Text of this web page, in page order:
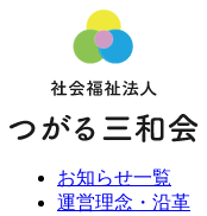
お知らせ一覧
運営理念・沿革